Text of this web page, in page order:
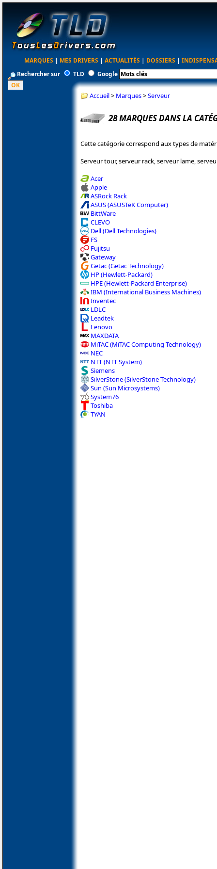
MARQUES | MES DRIVERS | ACTUALITÉS | DOSSIERS |
Rechercher sur
TLD Google
Accueil> Marques>Serveur
28 MARQUES DANS LA
Cette catégorie correspond aux types de
Serveur tour, serveur rack, serveur lame,
Acer
Apple
ASRock Rack
ASUS (ASUSTeK Computer)
BittWare
CLEVO
Dell (Dell Technologies)
FS
Fujitsu
Gateway
Getac (Getac Technology)
HP (Hewlett-Packard)
HPE (Hewlett-Packard Enterprise)
IBM (International Business Machines)
Inventec
LDLC
Leadtek
Lenovo
MAXDATA
MiTAC (MiTAC Computing Technology)
NEC
NTT (NTT System)
Siemens
SilverStone (SilverStone Technology)
Sun (Sun Microsystems)
System76
Toshiba
TYAN